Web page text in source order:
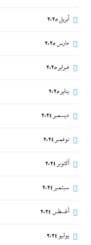
أبريل 2025
مارس 2025
فبراير 2025
يناير 2025
ديسمبر 2024
نوفمبر 2024
أكتوبر 2024
سبتمبر 2024
أغسطس 2024
يوليو 2024